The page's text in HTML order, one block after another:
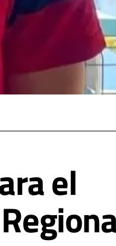
el